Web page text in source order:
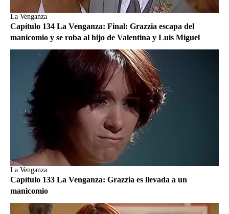
La Venganza
Capítulo 134 La Venganza: Final: Grazzia escapa del
manicomio y se roba al hijo de Valentina y Luis Miguel
La Venganza
Capítulo 133 La Venganza: Grazzia es llevada a un
manicomio